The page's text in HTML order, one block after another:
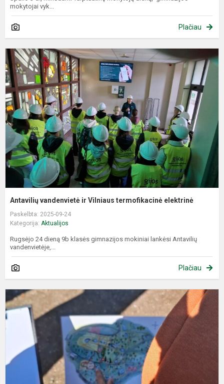
mokytojai vyk...
Plačiau
Antavilių vandenvietė ir Vilniaus termofikacinė elektrinė
Paskelbta: 2025-09-24
Kategorija: Aktualijos
Rugsėjo 24 dieną 9b klasės gimnazijos mokiniai lankėsi Antavilių
vandenvietėje,...
Plačiau